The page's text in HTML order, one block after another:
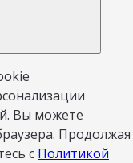
Вы можете
Продолжая
с Политикой